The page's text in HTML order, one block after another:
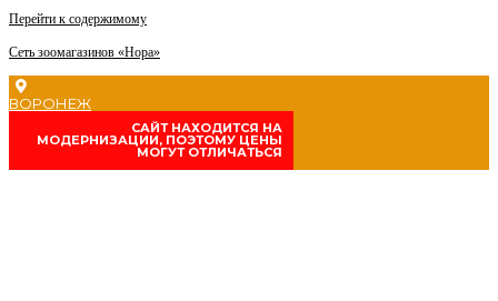
Перейти к содержимому
Сеть зоомагазинов «Нора»
ВОРОНЕЖ
CАЙТ НАХОДИТСЯ НА
МОДЕРНИЗАЦИИ, ПОЭТОМУ ЦЕНЫ
МОГУТ ОТЛИЧАТЬСЯ